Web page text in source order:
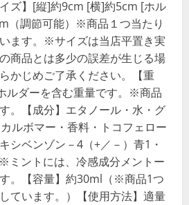
イズ】[縦]約9cm [横]約5cm [ホル
（調節可能）※商品１つ当たり
ます。※サイズは当店平置き実
商品とは多少の誤差が生じる場
かじめご了承ください。【重
ルダーを含む重量です。※商品
。【成分】エタノール・水・グ
ルボマー・香料・トコフェロー
シベンゾン－4（+／－）青1・
ミントには、冷感成分メントー
。【容量】約30ml（※商品1つ
ています。）【使用方法】適量